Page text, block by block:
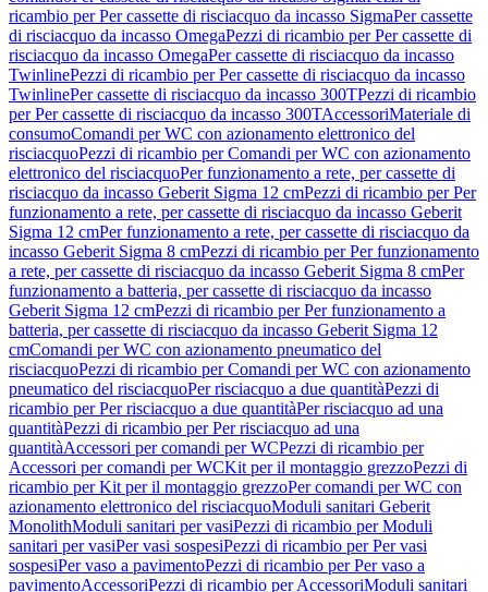
ricambio per Per cassette di risciacquo da incasso SigmaPer cassette
di risciacquo da incasso OmegaPezzi di ricambio per Per cassette di
risciacquo da incasso OmegaPer cassette di risciacquo da incasso
TwinlinePezzi di ricambio per Per cassette di risciacquo da incasso
TwinlinePer cassette di risciacquo da incasso 300TPezzi di ricambio
per Per cassette di risciacquo da incasso 300TAccessoriMateriale di
consumoComandi per WC con azionamento elettronico del
risciacquoPezzi di ricambio per Comandi per WC con azionamento
elettronico del risciacquoPer funzionamento a rete, per cassette di
risciacquo da incasso Geberit Sigma 12 cmPezzi di ricambio per Per
funzionamento a rete, per cassette di risciacquo da incasso Geberit
Sigma 12 cmPer funzionamento a rete, per cassette di risciacquo da
incasso Geberit Sigma 8 cmPezzi di ricambio per Per funzionamento
a rete, per cassette di risciacquo da incasso Geberit Sigma 8 cmPer
funzionamento a batteria, per cassette di risciacquo da incasso
Geberit Sigma 12 cmPezzi di ricambio per Per funzionamento a
batteria, per cassette di risciacquo da incasso Geberit Sigma 12
cmComandi per WC con azionamento pneumatico del
risciacquoPezzi di ricambio per Comandi per WC con azionamento
pneumatico del risciacquoPer risciacquo a due quantitàPezzi di
ricambio per Per risciacquo a due quantitàPer risciacquo ad una
quantitàPezzi di ricambio per Per risciacquo ad una
quantitàAccessori per comandi per WCPezzi di ricambio per
Accessori per comandi per WCKit per il montaggio grezzoPezzi di
ricambio per Kit per il montaggio grezzoPer comandi per WC con
azionamento elettronico del risciacquoModuli sanitari Geberit
MonolithModuli sanitari per vasiPezzi di ricambio per Moduli
sanitari per vasiPer vasi sospesiPezzi di ricambio per Per vasi
sospesiPer vaso a pavimentoPezzi di ricambio per Per vaso a
pavimentoAccessoriPezzi di ricambio per AccessoriModuli sanitari